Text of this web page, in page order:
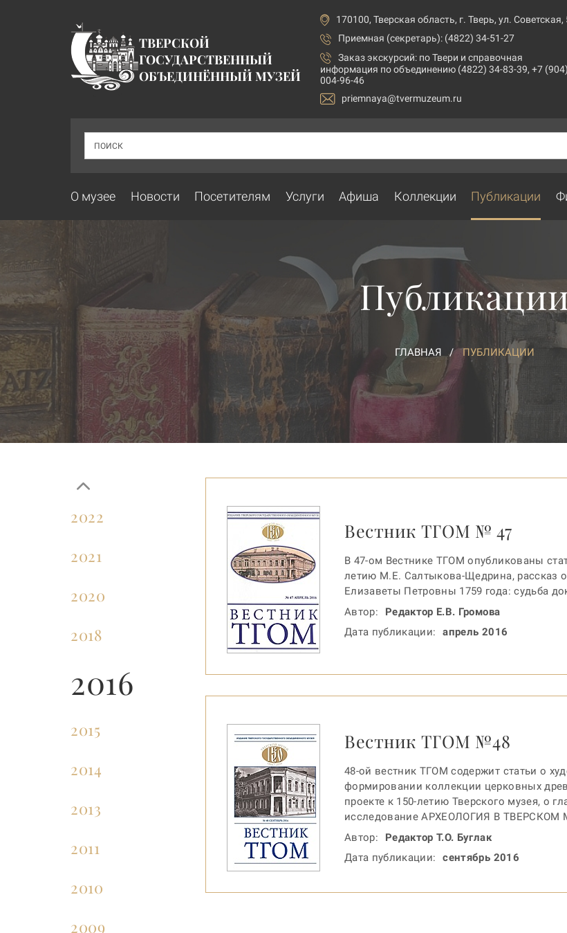
ТВЕРСКОЙ
ГОСУДАРСТВЕННЫЙ
ОБЪЕДИНЁННЫЙ МУЗЕЙ
170100, Тверская область, г. Тверь, ул. Советская,
Приемная (секретарь): (4822) 34-51-27
Заказ экскурсий: по Твери и справочная
информация по объединению (4822) 34-83-39, +7 (904)
004-96-46
priemnaya@tvermuzeum.ru
ПОИСК
О музее Новости Посетителям Услуги Афиша Коллекции Публикации
ГЛАВНАЯ ПУБЛИКАЦИИ
2025
2024
2023
2022
2021
2020
2018
2016
2015
2014
2013
2011
2010
2009
Вестник ТГОМ № 47
В 47-ом Вестнике ТГОМ опубликованы
летию М.Е. Салтыкова-Щедрина, рассказ
Елизаветы Петровны 1759 года: судьба
Автор:
Редактор Е.В. Громова
Дата публикации:
апрель 2016
Вестник ТГОМ №48
48-ой вестник ТГОМ содержит статьи о
формировании коллекции церковных
проекте к 150-летию Тверского музея, о
исследование АРХЕОЛОГИЯ В ТВЕРСКОМ
Автор:
Редактор Т.О. Буглак
Дата публикации:
сентябрь 2016